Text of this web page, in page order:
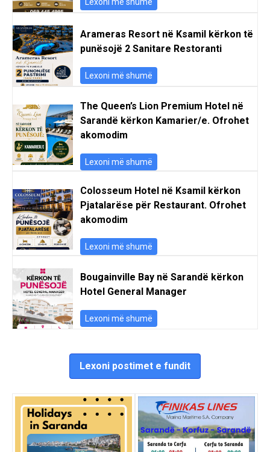
Arameras Resort në Ksamil kërkon të
punësojë 2 Sanitare Restoranti
Lexoni më shumë
The Queen’s Lion Premium Hotel në
Sarandë kërkon Kamarier/e. Ofrohet
akomodim
Lexoni më shumë
Colosseum Hotel në Ksamil kërkon
Pjatalarëse për Restaurant. Ofrohet
akomodim
Lexoni më shumë
Bougainville Bay në Sarandë kërkon
Hotel General Manager
Lexoni më shumë
Lexoni postimet e fundit